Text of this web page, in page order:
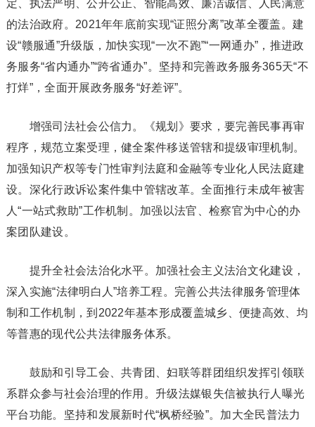
定、执法严明、公开公正、智能高效、廉洁诚信、人民满意
的法治政府。2021年年底前实现“证照分离”改革全覆盖。建
设“赣服通”升级版，加快实现“一次不跑”“一网通办”，推进政
务服务“省内通办”“跨省通办”。坚持和完善政务服务365天“不
打烊”，全面开展政务服务“好差评”。
增强司法社会公信力。《规划》要求，要完善民事再审
程序，规范立案受理，健全案件移送管辖和提级审理机制。
加强知识产权等专门性审判法庭和金融等专业化人民法庭建
设。深化行政诉讼案件集中管辖改革。全面推行未成年被害
人“一站式救助”工作机制。加强以法官、检察官为中心的办
案团队建设。
提升全社会法治化水平。加强社会主义法治文化建设，
深入实施“法律明白人”培养工程。完善公共法律服务管理体
制和工作机制，到2022年基本形成覆盖城乡、便捷高效、均
等普惠的现代公共法律服务体系。
鼓励和引导工会、共青团、妇联等群团组织发挥引领联
系群众参与社会治理的作用。升级法媒银失信被执行人曝光
平台功能。坚持和发展新时代“枫桥经验”。加大全民普法力